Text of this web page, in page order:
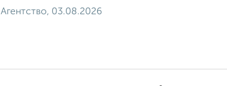
Агентство, 03.08.2026